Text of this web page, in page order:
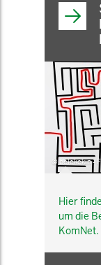
© belekekin -
Hier
um die
KomNet.